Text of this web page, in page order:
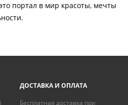
портал в мир красоты, мечты
ДОСТАВКА И ОПЛАТА
Бесплатная доставка при